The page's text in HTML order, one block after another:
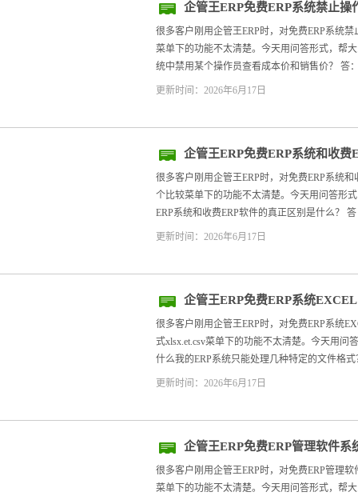
企管王ERP免费ERP系统禁止
方法
很多客户刚用企管王ERP时，对免费ERP系统
菜单下的功能不太清楚。今天用问答形式，帮
统中禁用某个操作员查看成本价和销售价？ 答
更新时间：2026年6月17日
企管王ERP免费ERP系统和收费
种哪个比较
很多客户刚用企管王ERP时，对免费ERP系统
个比较菜单下的功能不太清楚。今天用问答形
ERP系统和收费ERP软件的真正区别是什么？
更新时间：2026年6月17日
企管王ERP免费ERP系统
格式xlsx.et.csv
很多客户刚用企管王ERP时，对免费ERP系统
式xlsx.et.csv菜单下的功能不太清楚。今天用
什么我的ERP系统只能处理几种特定的文件格
更新时间：2026年6月17日
企管王ERP免费ERP管理软件
方法
很多客户刚用企管王ERP时，对免费ERP管理
菜单下的功能不太清楚。今天用问答形式，帮